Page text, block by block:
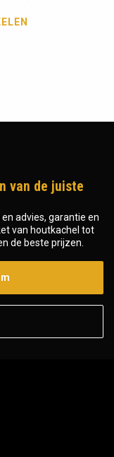
van de juiste
advies, garantie en
van houtkachel tot
de beste prijzen.